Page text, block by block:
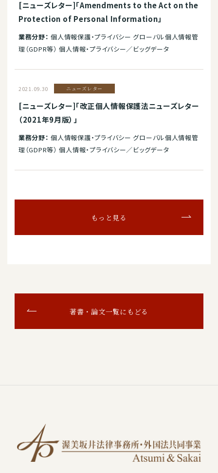
[ニューズレター]「Amendments to the Act on the
Protection of Personal Information」
業務分野： 個人情報保護・プライバシー グローバル個人情報管
理（GDPR等） 個人情報・プライバシー／ビッグデータ
2021.09.30 ニューズレター
[ニューズレター]「改正個人情報保護法ニューズレター
（2021年9月版）」
業務分野： 個人情報保護・プライバシー グローバル個人情報管
理（GDPR等） 個人情報・プライバシー／ビッグデータ
もっと見る
著書・論文一覧にもどる